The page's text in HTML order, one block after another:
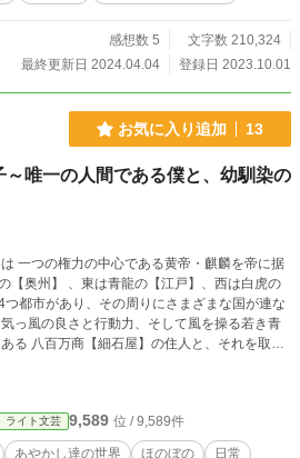
感想数 5
文字数 210,324
最終更新日 2024.04.04
登録日 2023.10.01
お気に入り追加 13
～唯一の人間である僕と、幼馴染の
一つの権力の中心である黄帝・麒麟を帝に据
【奥州】 、東は青龍の【江戸】、西は白虎の
つ都市があり、その周りにさまざまな国が連な
る 八百万商【細石屋】の住人と、それを取り
★細石屋主人
つ髪を背中の真
色の瞳の美しい若い女人の形をとったモノ。
にきこなし、紅い羅宇の長煙管を燻らせ、不思
ライト文芸 9,589 位 / 9,589件
あやかし達の世界 ほのぼの
日常